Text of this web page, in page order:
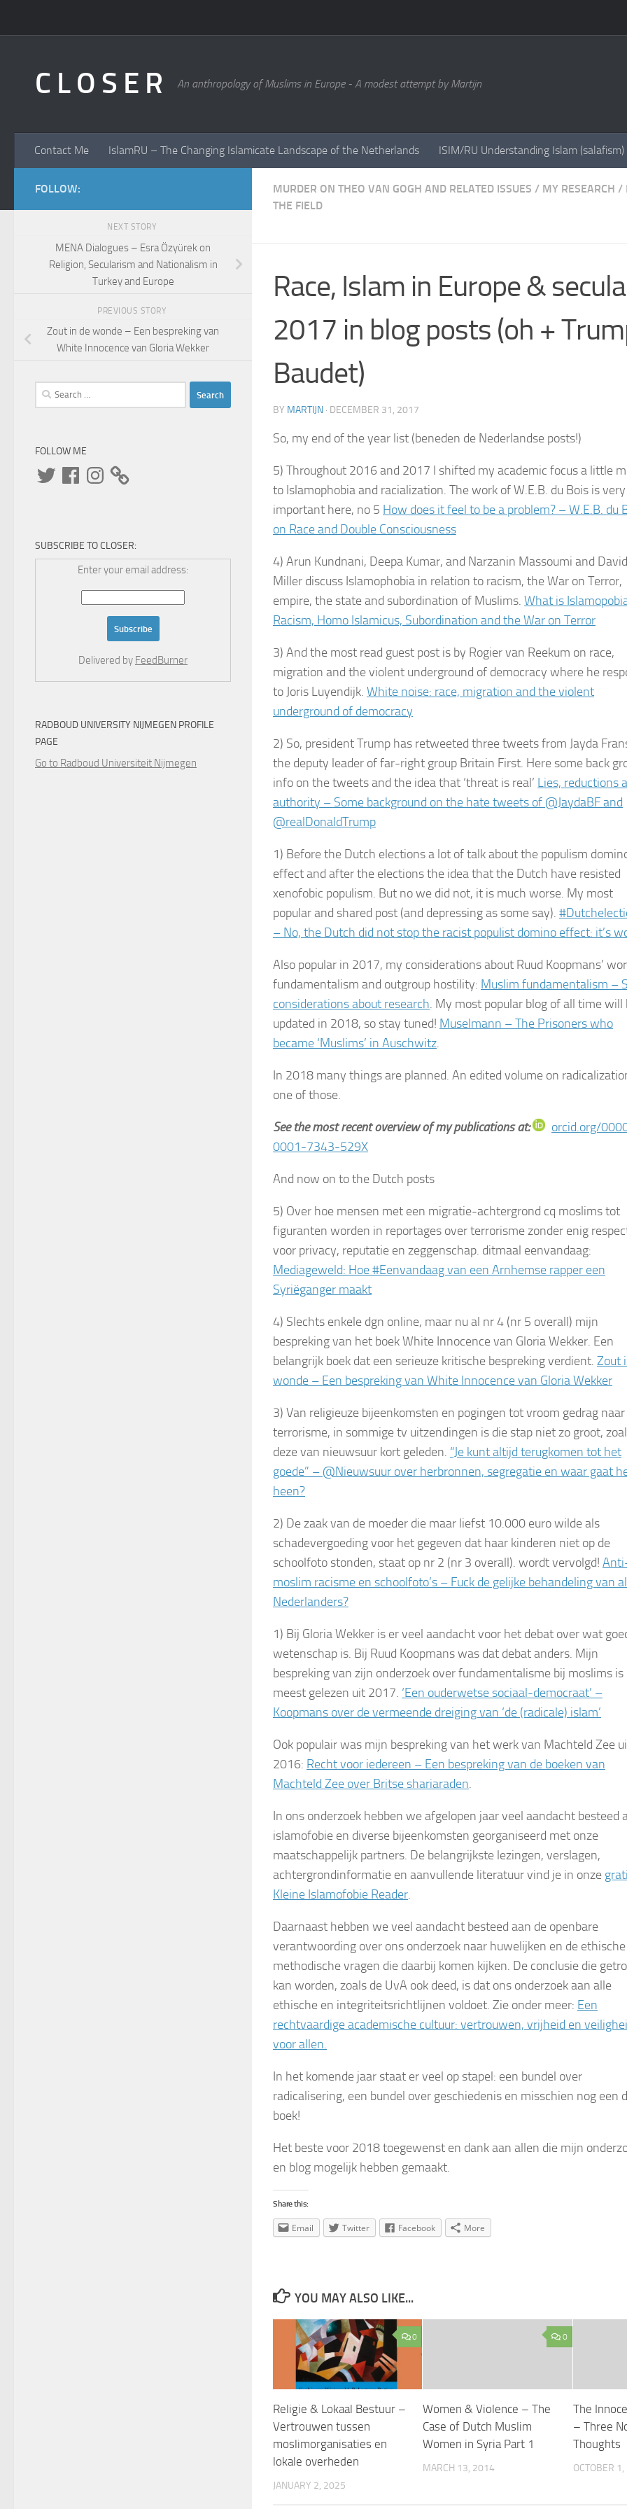
C L O S E R An anthropology of Muslims in Europe - A modest attempt by Martijn
Contact Me IslamRU – The Changing Islamicate Landscape of the Netherlands ISIM/RU Understanding Islam (salafism)
MURDER ON THEO VAN GOGH AND RELATED ISSUES / MY RESEARCH /
THE FIELD
Race, Islam in Europe &
2017 in blog posts (oh +
Baudet)
BY MARTIJN · DECEMBER 31, 2017
So, my end of the year list (beneden de Nederlandse posts!)
5) Throughout 2016 and 2017 I shifted my academic focus a little
to Islamophobia and racialization. The work of W.E.B. du Bois is very
important here, no 5 How does it feel to be a problem? – W.E.B. du
on Race and Double Consciousness
4) Arun Kundnani, Deepa Kumar, and Narzanin Massoumi and David
Miller discuss Islamophobia in relation to racism, the War on Terror,
empire, the state and subordination of Muslims. What is
Racism, Homo Islamicus, Subordination and the War on Terror
3) And the most read guest post is by Rogier van Reekum on race,
migration and the violent underground of democracy where he
to Joris Luyendijk. White noise: race, migration and the violent
underground of democracy
2) So, president Trump has retweeted three tweets from Jayda
the deputy leader of far-right group Britain First. Here some back
info on the tweets and the idea that ‘threat is real’ Lies, reductions
authority – Some background on the hate tweets of @JaydaBF and
@realDonaldTrump
1) Before the Dutch elections a lot of talk about the populism
effect and after the elections the idea that the Dutch have resisted
xenofobic populism. But no we did not, it is much worse. My most
popular and shared post (and depressing as some say).
– No, the Dutch did not stop the racist populist domino effect: it’s
Also popular in 2017, my considerations about Ruud Koopmans’
fundamentalism and outgroup hostility: Muslim fundamentalism –
considerations about research. My most popular blog of all time will
updated in 2018, so stay tuned! Muselmann – The Prisoners who
became ‘Muslims’ in Auschwitz.
In 2018 many things are planned. An edited volume on
one of those.
See the most recent overview of my publications at:
orcid.org/
0001-7343-529X
And now on to the Dutch posts
5) Over hoe mensen met een migratie-achtergrond cq moslims tot
figuranten worden in reportages over terrorisme zonder enig
voor privacy, reputatie en zeggenschap. ditmaal eenvandaag:
Mediageweld: Hoe #Eenvandaag van een Arnhemse rapper een
Syriëganger maakt
4) Slechts enkele dgn online, maar nu al nr 4 (nr 5 overall) mijn
bespreking van het boek White Innocence van Gloria Wekker. Een
belangrijk boek dat een serieuze kritische bespreking verdient. Zout
wonde – Een bespreking van White Innocence van Gloria Wekker
3) Van religieuze bijeenkomsten en pogingen tot vroom gedrag naar
terrorisme, in sommige tv uitzendingen is die stap niet zo groot,
deze van nieuwsuur kort geleden. “Je kunt altijd terugkomen tot het
goede” – @Nieuwsuur over herbronnen, segregatie en waar gaat
heen?
2) De zaak van de moeder die maar liefst 10.000 euro wilde als
schadevergoeding voor het gegeven dat haar kinderen niet op de
schoolfoto stonden, staat op nr 2 (nr 3 overall). wordt vervolgd!
moslim racisme en schoolfoto’s – Fuck de gelijke behandeling van
Nederlanders?
1) Bij Gloria Wekker is er veel aandacht voor het debat over wat
wetenschap is. Bij Ruud Koopmans was dat debat anders. Mijn
bespreking van zijn onderzoek over fundamentalisme bij moslims
meest gelezen uit 2017. ‘Een ouderwetse sociaal-democraat’ –
Koopmans over de vermeende dreiging van ‘de (radicale) islam’
Ook populair was mijn bespreking van het werk van Machteld Zee
2016: Recht voor iedereen – Een bespreking van de boeken van
Machteld Zee over Britse shariaraden.
In ons onderzoek hebben we afgelopen jaar veel aandacht besteed
islamofobie en diverse bijeenkomsten georganiseerd met onze
maatschappelijk partners. De belangrijkste lezingen, verslagen,
achtergrondinformatie en aanvullende literatuur vind je in onze
Kleine Islamofobie Reader.
Daarnaast hebben we veel aandacht besteed aan de openbare
verantwoording over ons onderzoek naar huwelijken en de
methodische vragen die daarbij komen kijken. De conclusie die
kan worden, zoals de UvA ook deed, is dat ons onderzoek aan alle
ethische en integriteitsrichtlijnen voldoet. Zie onder meer: Een
rechtvaardige academische cultuur: vertrouwen, vrijheid en
voor allen.
In het komende jaar staat er veel op stapel: een bundel over
radicalisering, een bundel over geschiedenis en misschien nog een
boek!
Het beste voor 2018 toegewenst en dank aan allen die mijn
en blog mogelijk hebben gemaakt.
Share this:
Email Twitter Facebook More
YOU MAY ALSO LIKE...
0
Religie & Lokaal Bestuur –
Vertrouwen tussen
moslimorganisaties en
lokale overheden
JANUARY 2, 2025
0
Women & Violence – The
Case of Dutch Muslim
Women in Syria Part 1
MARCH 13, 2014
The
– Three
Thoughts
OCTOBER
FOLLOW:
NEXT STORY
MENA Dialogues – Esra Özyürek on
Religion, Secularism and Nationalism in
Turkey and Europe
PREVIOUS STORY
Zout in de wonde – Een bespreking van
White Innocence van Gloria Wekker
Search
for:
FOLLOW ME
TwitterFacebookInstagram
SUBSCRIBE TO CLOSER:
Enter your email address:
Delivered by FeedBurner
RADBOUD UNIVERSITY NIJMEGEN PROFILE
PAGE
Go to Radboud Universiteit Nijmegen